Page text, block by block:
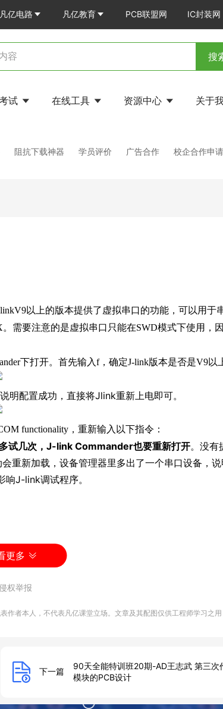
凡亿电路 凡亿教育 PCB联盟网 IC封装网
搜
试 在线工具 资源中心 关于
阻抗下载神器 学员评价 广告合作 校企合作申请
以上的版本提供了虚拟串口的功能，可以用于
需要注意的是虚拟串口只能在SWD模式下使用，
下打开。 首先输入f，确定J-link版本是否是V9以
明配置成功，直接将Jlink重新上电即可。
functionality，重新输入以下指令：
试几次，J-link Commander也要重新打开。 没有
重新加载，设备管理器里多出了一个串口设备，说
响J-link调试程序。
更多
权举报
作者本人，不代表凡亿课堂立场。文章及其配图仅供工程师学习之
下一篇
90天全能特训班20期-AD王志武 第三次
模块的PCB设计